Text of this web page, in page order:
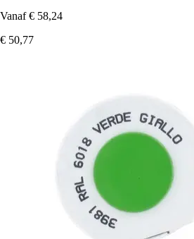
Vanaf € 58,24
€ 50,77